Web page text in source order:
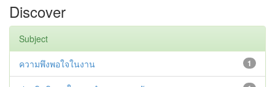
Discover
Subject
1
ความพึงพอใจในงาน